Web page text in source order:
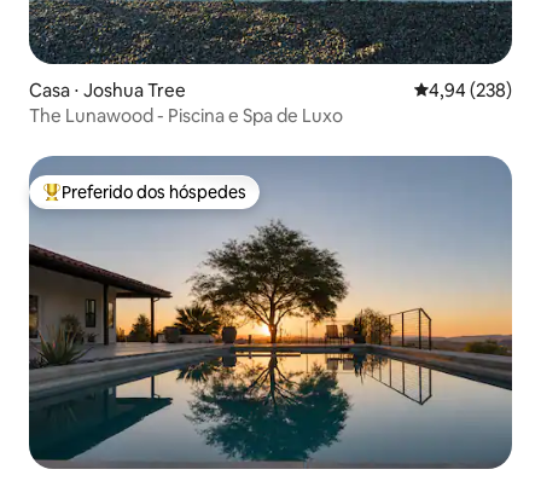
Casa ⋅ Joshua Tree 4,94 de uma
4,94 (238)
The Lunawood - Piscina e Spa de Luxo
Entre os melhores preferidos dos hóspedes
Preferido dos hóspedes